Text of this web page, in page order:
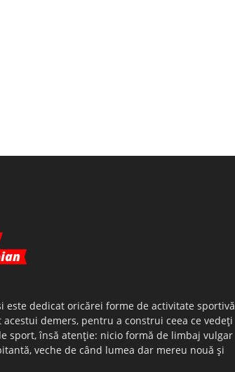
dedicat oricărei forme de activitate sportivă
demers, pentru a construi ceea ce vedeţi
sport, însă atenţie: nicio formă de limbaj vulgar
veche de când lumea dar mereu nouă şi